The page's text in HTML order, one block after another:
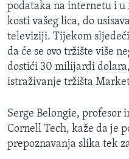
podataka na internetu i
kosti vašeg lica, do
televiziji. Tijekom
da će se ovo tržište više
dostići 30 milijardi
istraživanje tržišta
Serge Belongie, profesor
Cornell Tech, kaže da je
prepoznavanja slika tek